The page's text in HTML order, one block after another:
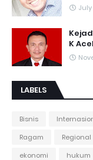
July
K
LABELS
Bisnis
Ragam
Regional
ekonomi
hukum